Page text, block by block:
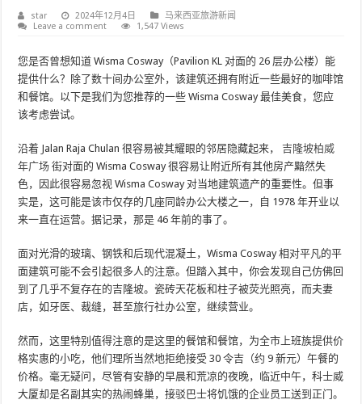
star 2024年12月4日
马来西亚旅游新闻
Leave a comment
1,547 Views
您是否曾想知道 Wisma Cosway（Pavilion KL 对面的 26 层办公楼）能
提供什么？除了数十间办公室外，该建筑还拥有附近一些最好的咖啡馆
和餐馆。以下是我们为您推荐的一些 Wisma Cosway 最佳美食，您应
该考虑尝试。
沿着 Jalan Raja Chulan 很容易被其耀眼的邻居隐藏起来，吉隆坡柏威
年广场 街对面的 Wisma Cosway 很容易让附近所有其他房产黯然失
色，因此很容易忽视 Wisma Cosway 对当地建筑遗产的重要性。但事
实是，这可能是该市仅存的几座同龄办公大楼之一，自 1978 年开业以
来一直在运营。据记录，那是 46 年前的事了。
面对光滑的玻璃、钢铁和后现代混凝土，Wisma Cosway 相对平凡的平
面建筑可能不会引起很多人的注意。但踏入其中，你会发现自己仿佛回
到了几乎不复存在的吉隆坡。瓷砖天花板和柱子被荧光照亮，而夫妻
店，如牙医、裁缝，甚至旅行社办公室，继续营业。
然而，这里特别值得注意的是这里的餐馆和餐馆，为全市上班族提供价
格实惠的小吃，他们理所当然地拒绝接受 30 令吉（约 9 新元）午餐的
价格。毫无疑问，尽管有安静的早晨和荒凉的夜晚，临近中午，科士威
大厦却是名副其实的热闹蜂巢，接驳巴士将饥饿的企业员工送到正门。